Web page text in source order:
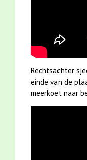
Rechtsachter
einde van de
meerkoet naar